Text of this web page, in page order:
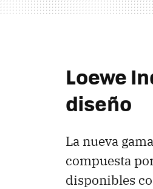
Loewe
diseño
La nueva
compuesta
disponibles